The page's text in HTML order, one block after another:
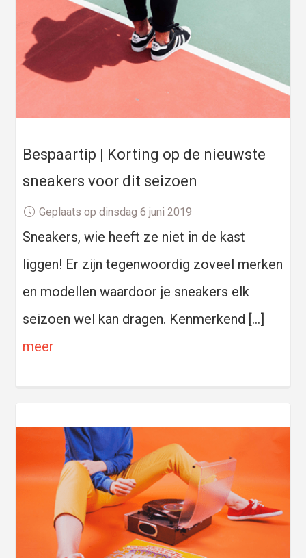
Bespaartip | Korting op de nieuwste
sneakers voor dit seizoen
Geplaats op dinsdag 6 juni 2019
Sneakers, wie heeft ze niet in de kast
liggen! Er zijn tegenwoordig zoveel merken
en modellen waardoor je sneakers elk
seizoen wel kan dragen. Kenmerkend […]
meer